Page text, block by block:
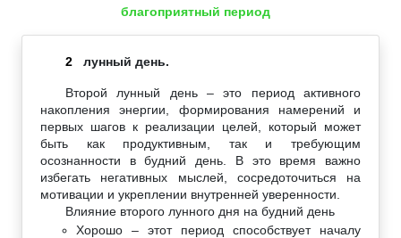
благоприятный период
2 лунный день.
Второй лунный день – это период активного
накопления энергии, формирования намерений и
первых шагов к реализации целей, который может
быть как продуктивным, так и требующим
осознанности в будний день. В это время важно
избегать негативных мыслей, сосредоточиться на
мотивации и укреплении внутренней уверенности.
Влияние второго лунного дня на будний день
Хорошо – этот период способствует началу